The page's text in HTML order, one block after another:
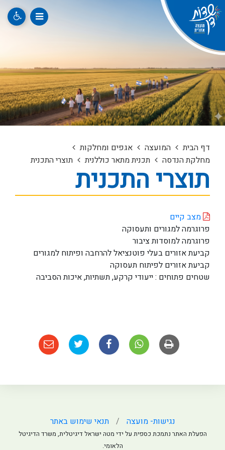
דף הבית המועצה
אגפים ומחלקות
מחלקת הנדסה
תכנית מתאר כוללנית תוצרי התכנית
תוצרי התכנית
מצב קיים
פרוגרמה למגורים ותעסוקה
פרוגרמה למוסדות ציבור
קביעת אזורים בעלי פוטנציאל להרחבה ופיתוח למגורים
קביעת אזורים לפיתוח תעסוקה
שטחים פתוחים : ייעודי קרקע, תשתיות, איכות הסביבה
נגישות- מועצה תנאי שימוש באתר
הפעלת האתר נתמכת כספית על ידי מטה ישראל דיגיטלית, משרד הדיגיטל
הלאומי.